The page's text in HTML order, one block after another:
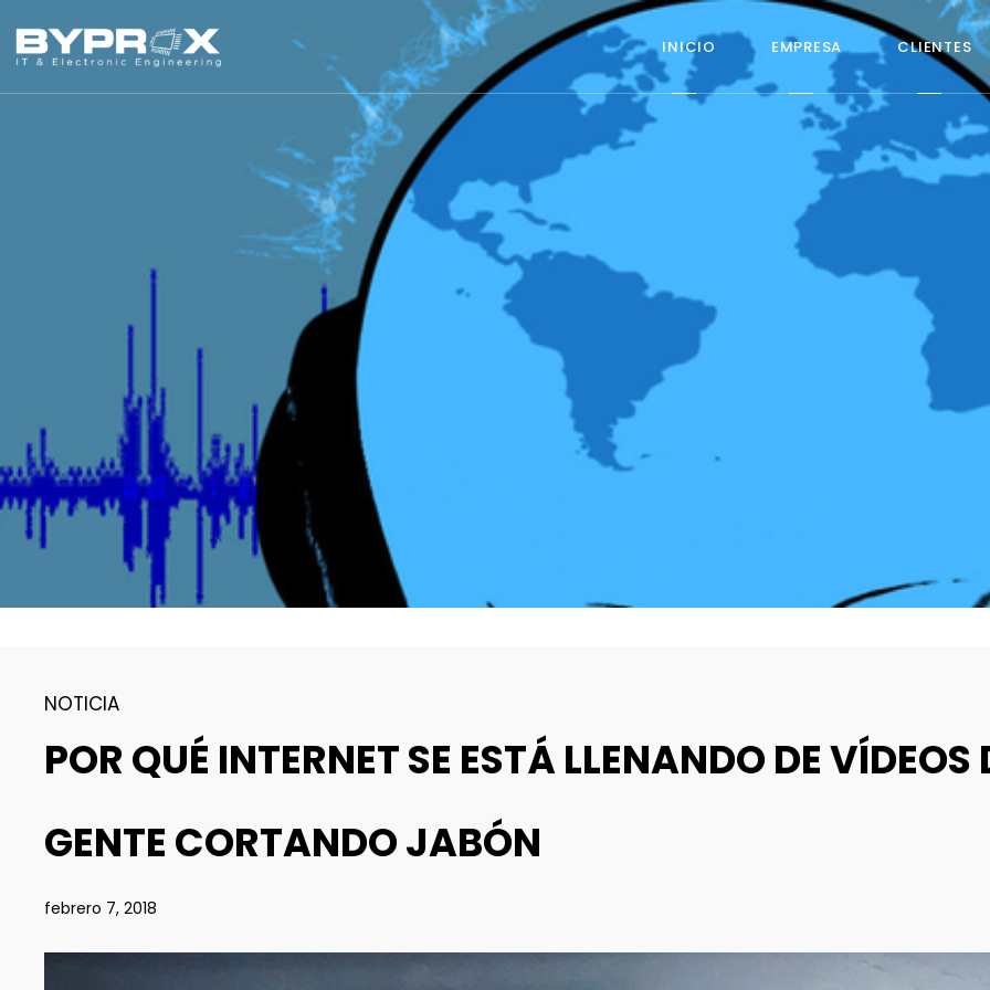
INICIO EMPRESA CLIENTES
NOTICIA
POR QUÉ INTERNET SE ESTÁ LLENANDO DE VÍDEOS
GENTE CORTANDO JABÓN
febrero 7, 2018